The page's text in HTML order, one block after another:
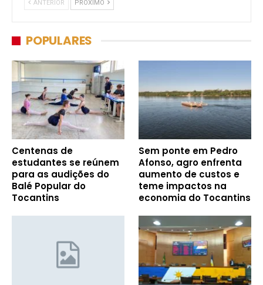
ANTERIOR PRÓXIMO
POPULARES
Centenas de
estudantes se reúnem
para as audições do
Balé Popular do
Tocantins
Sem ponte em Pedro
Afonso, agro enfrenta
aumento de custos e
teme impactos na
economia do Tocantins